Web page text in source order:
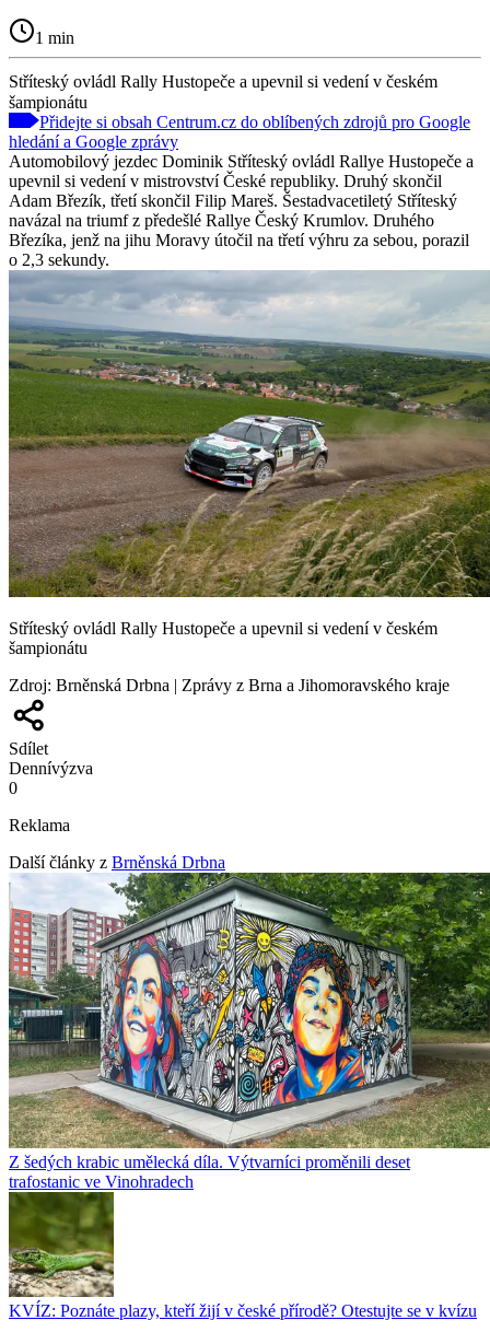
1 min
Stříteský ovládl Rally Hustopeče a upevnil si vedení v českém
šampionátu
Přidejte si obsah Centrum.cz do oblíbených zdrojů pro Google
hledání a Google zprávy
Automobilový jezdec Dominik Stříteský ovládl Rallye Hustopeče a
upevnil si vedení v mistrovství České republiky. Druhý skončil
Adam Březík, třetí skončil Filip Mareš. Šestadvacetiletý Stříteský
navázal na triumf z předešlé Rallye Český Krumlov. Druhého
Březíka, jenž na jihu Moravy útočil na třetí výhru za sebou, porazil
o 2,3 sekundy.
Stříteský ovládl Rally Hustopeče a upevnil si vedení v českém
šampionátu
Zdroj: Brněnská Drbna | Zprávy z Brna a Jihomoravského kraje
Sdílet
Dennívýzva
0
Reklama
Další články z Brněnská Drbna
Z šedých krabic umělecká díla. Výtvarníci proměnili deset
trafostanic ve Vinohradech
KVÍZ: Poznáte plazy, kteří žijí v české přírodě? Otestujte se v kvízu